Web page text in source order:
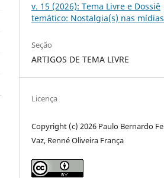
v. 15 (2026): Tema Livre e Dossiê
temático: Nostalgia(s) nas mídias
Seção
ARTIGOS DE TEMA LIVRE
Licença
Copyright (c) 2026 Paulo Bernardo
Vaz, Renné Oliveira França